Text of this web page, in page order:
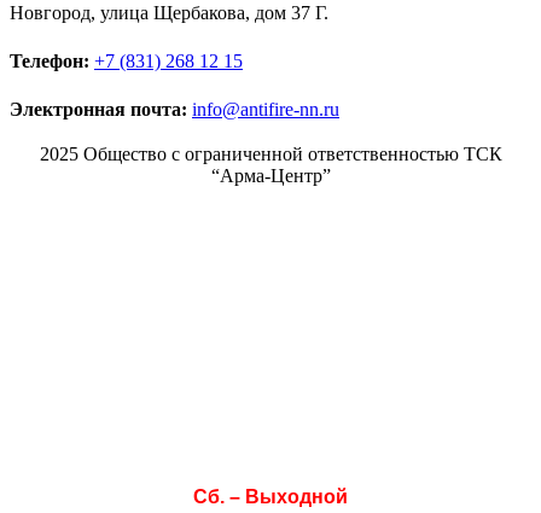
Новгород, улица Щербакова, дом 37 Г.
Телефон: +7 (831) 268 12 15
Электронная почта: info@antifire-nn.ru
2025 Общество с ограниченной ответственностью ТСК
“Арма-Центр”
Сб. – Выходной